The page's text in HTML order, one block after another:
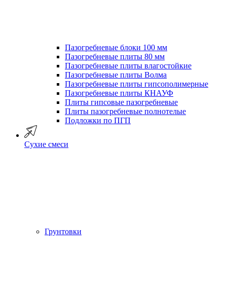
Пазогребневые блоки 100 мм
Пазогребневые плиты 80 мм
Пазогребневые плиты влагостойкие
Пазогребневые плиты Волма
Пазогребневые плиты гипсополимерные
Пазогребневые плиты КНАУФ
Плиты гипсовые пазогребневые
Плиты пазогребневые полнотелые
Подложки по ПГП
Сухие смеси
Грунтовки